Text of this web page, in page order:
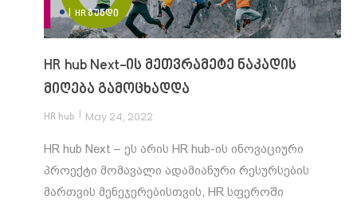
| HR ᲒᲣᲜᲓᲘ
HR hub Next-ის მეთვრამეტე ნაკადის
მიღება გამოცხადდა
HR hub | May 24, 2022
HR hub Next – ეს არის HR hub-ის ინოვაციური
პროექტი მომავალი ადამიანური რესურსების
მართვის მენეჯერებისთვის, HR სფეროში